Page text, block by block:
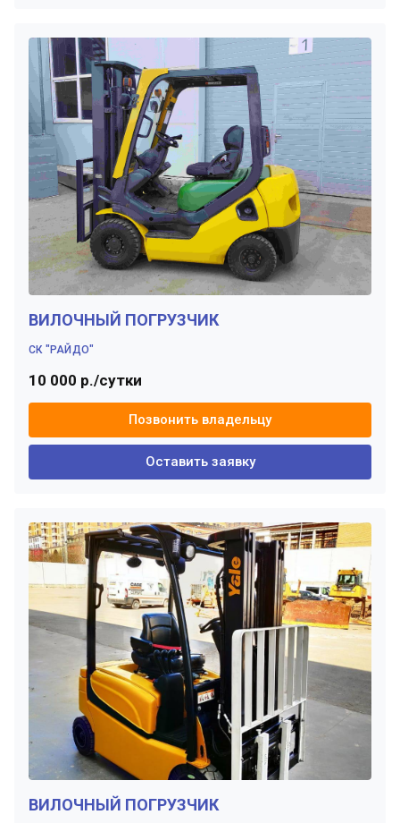
ВИЛОЧНЫЙ ПОГРУЗЧИК
СК "РАЙДО"
10 000 р./сутки
Позвонить владельцу
Оставить заявку
ВИЛОЧНЫЙ ПОГРУЗЧИК